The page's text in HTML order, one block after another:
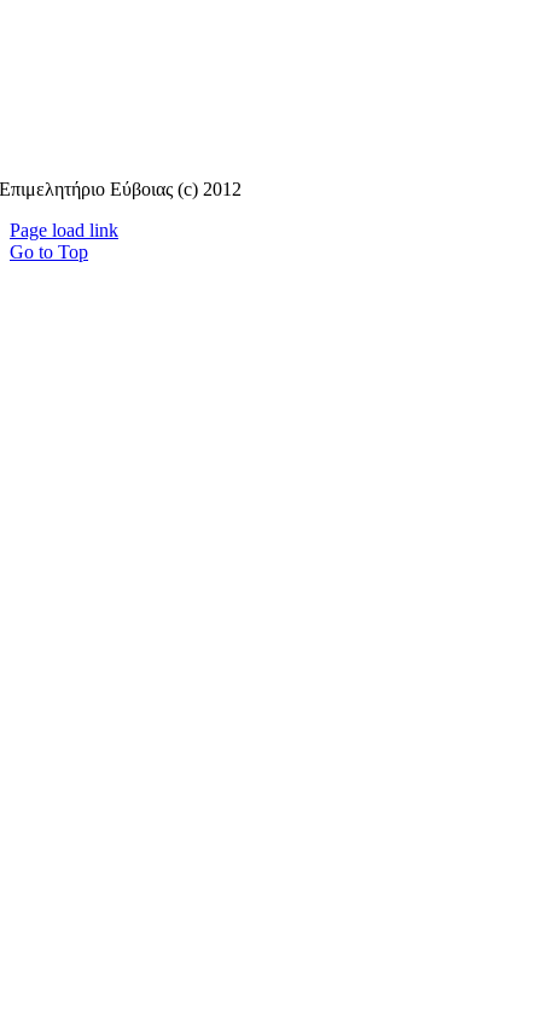
Επιμελητήριο Εύβοιας (c) 2012
Page load link
Go to Top